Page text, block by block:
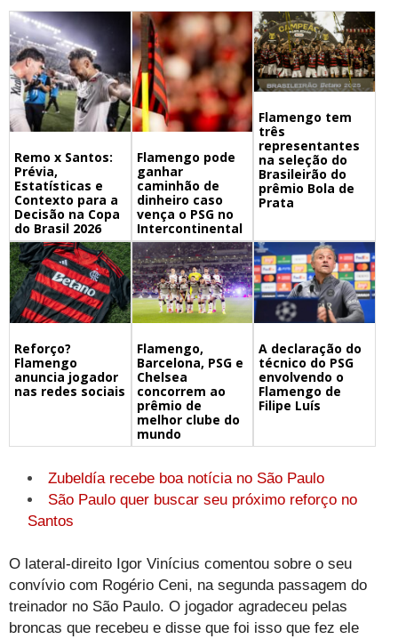
Remo x Santos:
Prévia,
Estatísticas e
Contexto para a
Decisão na Copa
do Brasil 2026
Flamengo pode
ganhar
caminhão de
dinheiro caso
vença o PSG no
Intercontinental
Flamengo tem
três
representantes
na seleção do
Brasileirão do
prêmio Bola de
Prata
Reforço?
Flamengo
anuncia jogador
nas redes sociais
Flamengo,
Barcelona, PSG e
Chelsea
concorrem ao
prêmio de
melhor clube do
mundo
A declaração do
técnico do PSG
envolvendo o
Flamengo de
Filipe Luís
Zubeldía recebe boa notícia no São Paulo
São Paulo quer buscar seu próximo reforço no
Santos
O lateral-direito Igor Vinícius comentou sobre o seu
convívio com Rogério Ceni, na segunda passagem do
treinador no São Paulo. O jogador agradeceu pelas
broncas que recebeu e disse que foi isso que fez ele